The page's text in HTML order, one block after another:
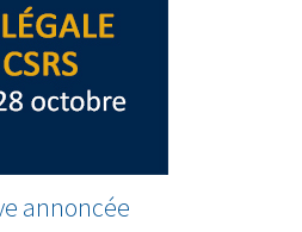
annoncée